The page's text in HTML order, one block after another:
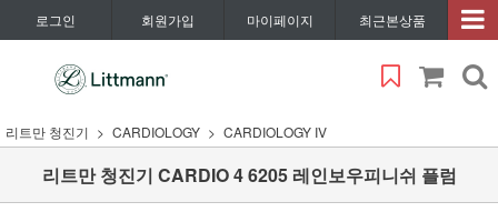
로그인 회원가입 마이페이지 최근본상품
리트만 청진기 CARDIOLOGY CARDIOLOGY IV
리트만 청진기 CARDIO 4 6205 레인보우피니쉬 플럼